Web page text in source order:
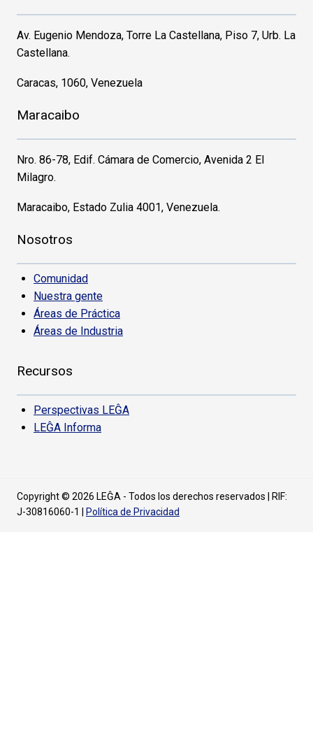
Av. Eugenio Mendoza, Torre La Castellana, Piso 7, Urb. La
Castellana.
Caracas, 1060, Venezuela
Maracaibo
Nro. 86-78, Edif. Cámara de Comercio, Avenida 2 El
Milagro.
Maracaibo, Estado Zulia 4001, Venezuela.
Nosotros
Comunidad
Nuestra gente
Áreas de Práctica
Áreas de Industria
Recursos
Perspectivas LEĜA
LEĜA Informa
Copyright © 2026 LEĜA - Todos los derechos reservados | RIF:
J-30816060-1 |
Política de Privacidad